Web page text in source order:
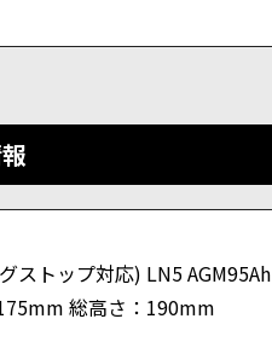
ストップ対応) LN5 AGM95Ah
総高さ：190mm